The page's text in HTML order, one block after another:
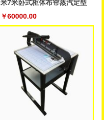
米7米卧式柜体布帘蒸汽定型
成品帘
￥60000.00